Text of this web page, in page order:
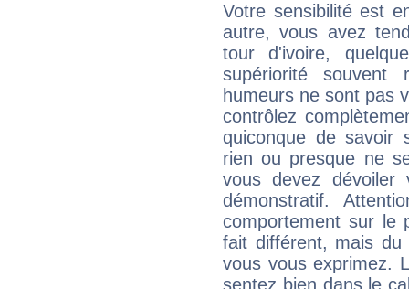
Votre sensibilité est
autre, vous avez
tour d'ivoire,
supériorité souvent
humeurs ne sont pas
contrôlez
quiconque de savoir
rien ou presque ne
vous devez
démonstratif.
comportement sur le
fait différent, mais du
vous vous exprimez.
sentez bien dans le